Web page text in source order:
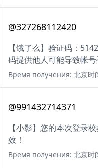
@327268112420
【饿了么】验证码：
码提供他人可能导致帐号
Время получения: 北京时
@991432714371
【小影】您的本次登录
效！
Время получения: 北京时